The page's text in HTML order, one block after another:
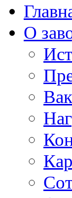
О